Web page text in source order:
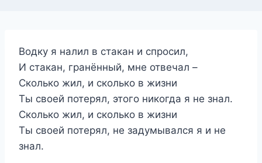
Водку я налил в стакан и спросил,
И стакан, гранённый, мне отвечал –
Сколько жил, и сколько в жизни
Ты своей потерял, этого никогда я не знал.
Сколько жил, и сколько в жизни
Ты своей потерял, не задумывался я и не
знал.